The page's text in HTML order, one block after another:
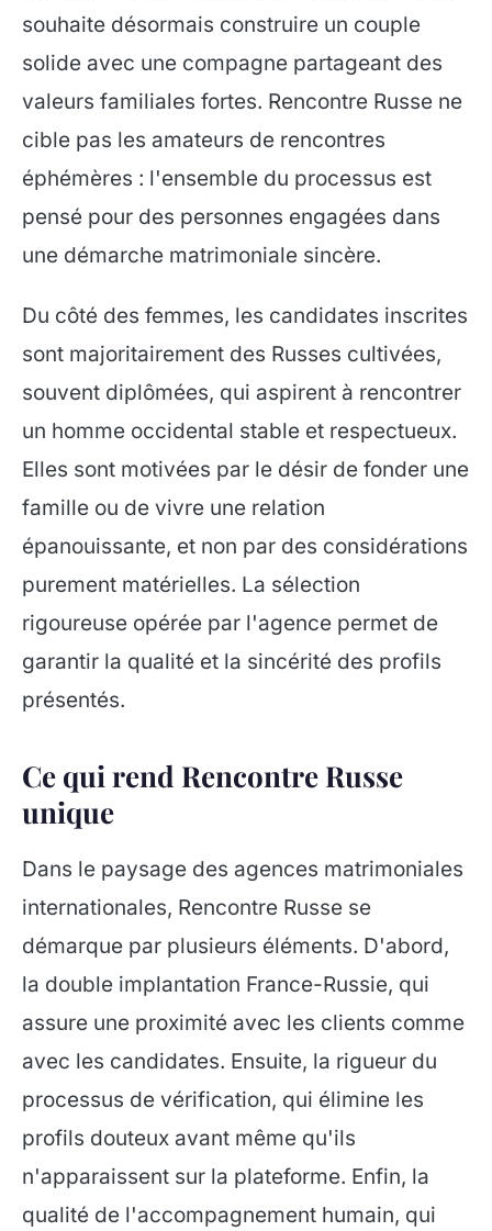
souhaite désormais construire un couple
solide avec une compagne partageant des
valeurs familiales fortes. Rencontre Russe ne
cible pas les amateurs de rencontres
éphémères : l'ensemble du processus est
pensé pour des personnes engagées dans
une démarche matrimoniale sincère.
Du côté des femmes, les candidates inscrites
sont majoritairement des Russes cultivées,
souvent diplômées, qui aspirent à rencontrer
un homme occidental stable et respectueux.
Elles sont motivées par le désir de fonder une
famille ou de vivre une relation
épanouissante, et non par des considérations
purement matérielles. La sélection
rigoureuse opérée par l'agence permet de
garantir la qualité et la sincérité des profils
présentés.
Ce qui rend Rencontre Russe
unique
Dans le paysage des agences matrimoniales
internationales, Rencontre Russe se
démarque par plusieurs éléments. D'abord,
la double implantation France-Russie, qui
assure une proximité avec les clients comme
avec les candidates. Ensuite, la rigueur du
processus de vérification, qui élimine les
profils douteux avant même qu'ils
n'apparaissent sur la plateforme. Enfin, la
qualité de l'accompagnement humain, qui